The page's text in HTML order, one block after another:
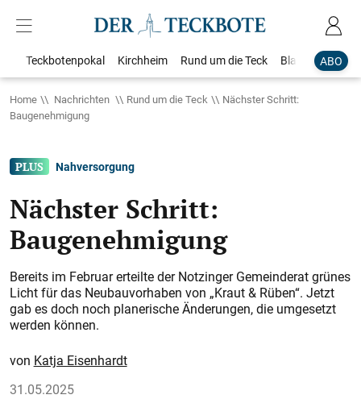
ABO
Teckbotenpokal Kirchheim Rund um die Teck Blaulicht
Home Nachrichten Rund um die Teck
Nächster Schritt:
Baugenehmigung
Nahversorgung
Nächster Schritt:
Baugenehmigung
Bereits im Februar erteilte der Notzinger Gemeinderat grünes
Licht für das Neubauvorhaben von „Kraut & Rüben“. Jetzt
gab es doch noch planerische Änderungen, die umgesetzt
werden können.
Katja Eisenhardt
31.05.2025